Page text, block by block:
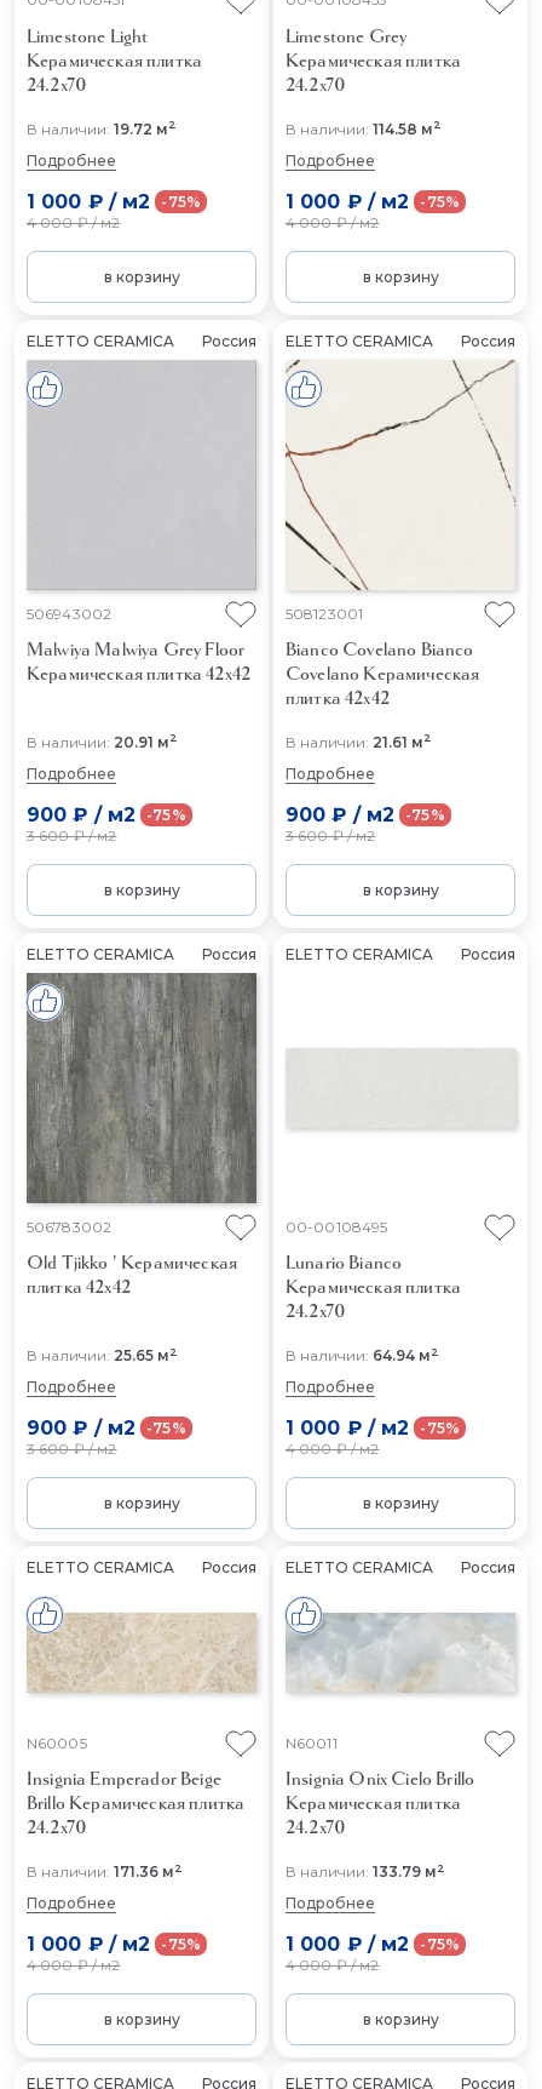
Limestone Light
Керамическая плитка
24.2x70
В наличии: 19.72 м2
Подробнее
1 000 ₽/ м2
4 000 ₽/м2
-75%
в корзину
Limestone Grey
Керамическая плитка
24.2x70
В наличии: 114.58 м2
Подробнее
1 000 ₽/ м2
4 000 ₽/м2
-75%
в корзину
ELETTO CERAMICA Россия
506943002
Malwiya Malwiya Grey Floor
Керамическая плитка 42x42
В наличии: 20.91 м2
Подробнее
900 ₽ / м2
3 600 ₽/м2
-75%
в корзину
ELETTO CERAMICA Россия
508123001
Bianco Covelano Bianco
Covelano Керамическая
плитка 42x42
В наличии: 21.61 м2
Подробнее
900 ₽ / м2
3 600 ₽/м2
-75%
в корзину
ELETTO CERAMICA Россия
506783002
Old Tjikko ' Керамическая
плитка 42x42
В наличии: 25.65 м2
Подробнее
900 ₽ / м2
3 600 ₽/м2
-75%
в корзину
ELETTO CERAMICA Россия
00-00108495
Lunario Bianco
Керамическая плитка
24.2x70
В наличии: 64.94 м2
Подробнее
1 000 ₽/ м2
4 000 ₽/м2
-75%
в корзину
ELETTO CERAMICA Россия
N60005
Insignia Emperador Beige
Brillo Керамическая плитка
24.2x70
В наличии: 171.36 м2
Подробнее
1 000 ₽/ м2
4 000 ₽/м2
-75%
в корзину
ELETTO CERAMICA Россия
N60011
Insignia Onix Cielo Brillo
Керамическая плитка
24.2x70
В наличии: 133.79 м2
Подробнее
1 000 ₽/ м2
4 000 ₽/м2
-75%
в корзину
ELETTO CERAMICA Россия ELETTO CERAMICA Россия